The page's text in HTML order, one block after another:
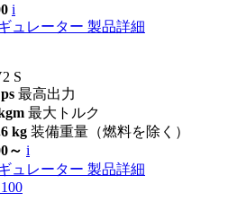
i
ュレーター 製品詳細
S
最高出力
最大トルク
kg 装備重量（燃料を除く）
～ i
ュレーター 製品詳細